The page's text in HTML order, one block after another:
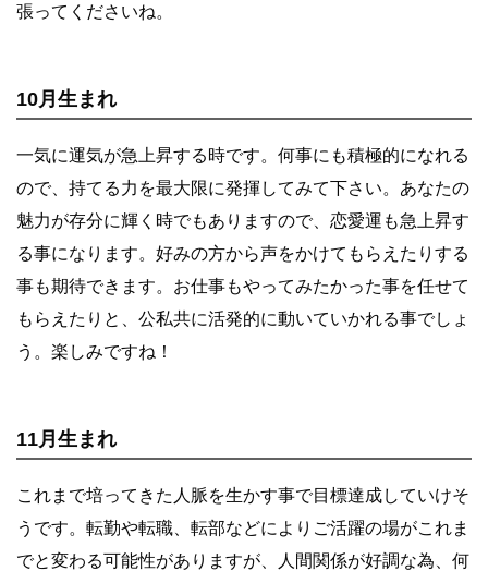
張ってくださいね。
10月生まれ
一気に運気が急上昇する時です。何事にも積極的になれる
ので、持てる力を最大限に発揮してみて下さい。あなたの
魅力が存分に輝く時でもありますので、恋愛運も急上昇す
る事になります。好みの方から声をかけてもらえたりする
事も期待できます。お仕事もやってみたかった事を任せて
もらえたりと、公私共に活発的に動いていかれる事でしょ
う。楽しみですね！
11月生まれ
これまで培ってきた人脈を生かす事で目標達成していけそ
うです。転勤や転職、転部などによりご活躍の場がこれま
でと変わる可能性がありますが、人間関係が好調な為、何